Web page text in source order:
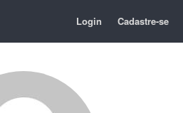
Login Cadastre-se